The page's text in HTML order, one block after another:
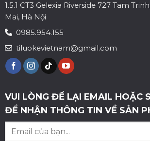
1.5.1 CT3 Gelexia Riverside 727 Tam
Mai, Hà Nội
0985.954.155
tiluokevietnam@gmail.com
VUI LÒNG ĐỂ LẠI EMAIL HOẶC
ĐỂ NHẬN THÔNG TIN VỀ SẢN